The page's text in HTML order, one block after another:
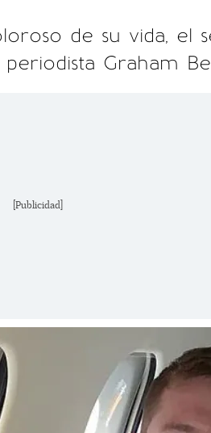
de su vida, el
Graham
[Publicidad]